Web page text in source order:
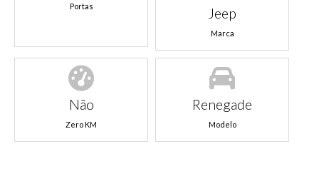
Portas Jeep
Marca
Não
Zero KM
Renegade
Modelo